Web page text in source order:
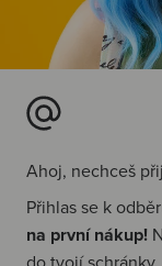
Ahoj, nechceš
Přihlas se k
na první nákup!